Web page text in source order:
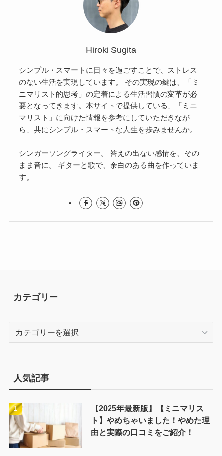
Hiroki Sugita
シンプル・スマートに日々を過ごすことで、ストレス
のない生活を実現しています。 その実現の鍵は、「ミ
ニマリスト的思考」の定着による生活習慣の変革が必
要となってきます。本サイトで提供している、「ミニ
マリスト」に向けた情報を参考にしていただきなが
ら、共にシンプル・スマートな人生を歩みませんか。
シンガーソングライター。 答えの出ない感情を、その
まま音に。 ギターと歌で、余白のある曲を作っていま
す。
カテゴリー
人気記事
【2025年最新版】【ミニマリス
ト】やめちゃいました！やめた理
由と実際の口コミをご紹介！